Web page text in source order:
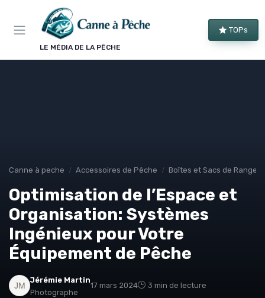
LE MÉDIA DE LA PÊCHE
TOPs
Canne à peche Accessoires de Pêche Boîtes et Sacs de
Optimisation de l’Espace et
Organisation: Systèmes
Ingénieux pour Votre
Équipement de Pêche
Jérémie Martin
Photographe
17 mars 2024 3 min de lecture
Panneau de gestion des cookies